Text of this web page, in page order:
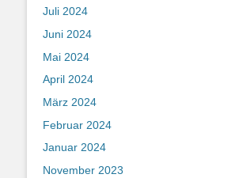
Juli 2024
Juni 2024
Mai 2024
April 2024
März 2024
Februar 2024
Januar 2024
November 2023